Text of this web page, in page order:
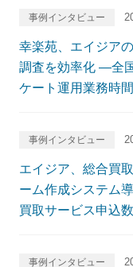
事例インタビュー
幸楽苑、エイジア
調査を効率化 ―全
ケート運用業務時
事例インタビュー
エイジア、総合買
ーム作成システム
買取サービス申込
事例インタビュー